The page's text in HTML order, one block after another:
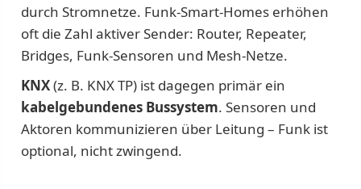
durch Stromnetze. Funk-Smart-Homes erhöhen
oft die Zahl aktiver Sender: Router, Repeater,
Bridges, Funk-Sensoren und Mesh-Netze.
KNX(z. B. KNX TP) ist dagegen primär ein
kabelgebundenes Bussystem. Sensoren und
Aktoren kommunizieren über Leitung – Funk ist
optional, nicht zwingend.